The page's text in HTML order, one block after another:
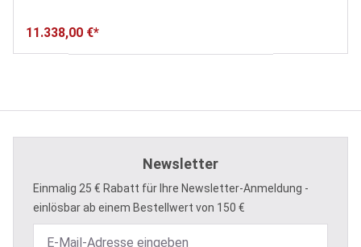
11.338,00 €*
Newsletter
Einmalig 25 € Rabatt für Ihre Newsletter-Anmeldung -
einlösbar ab einem Bestellwert von 150 €